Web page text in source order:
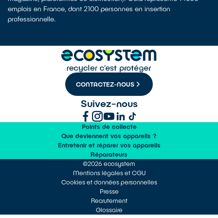
emplois en France, dont 2100 personnes en insertion
professionnelle.
CONTACTEZ-NOUS
Suivez-nous
Points de collecte
Que deviennent vos appareils ?
Entretenir et réparer vos appareils
Réparateurs
©2026 ecosystem
Mentions légales et CGU
Cookies et données personnelles
Presse
Recrutement
Glossaire